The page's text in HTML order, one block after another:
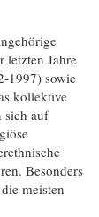
letzten Jahre
1997) sowie
kollektive
sich auf
Besonders
meisten